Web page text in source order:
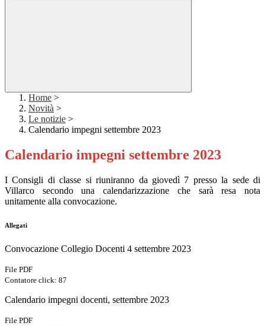
Home >
Novità >
Le notizie >
Calendario impegni settembre 2023
Calendario impegni settembre 2023
I Consigli di classe si riuniranno da giovedì 7 presso la sede di
Villarco secondo una calendarizzazione che sarà resa nota
unitamente alla convocazione.
Allegati
Convocazione Collegio Docenti 4 settembre 2023
File PDF
Contatore click: 87
Calendario impegni docenti, settembre 2023
File PDF